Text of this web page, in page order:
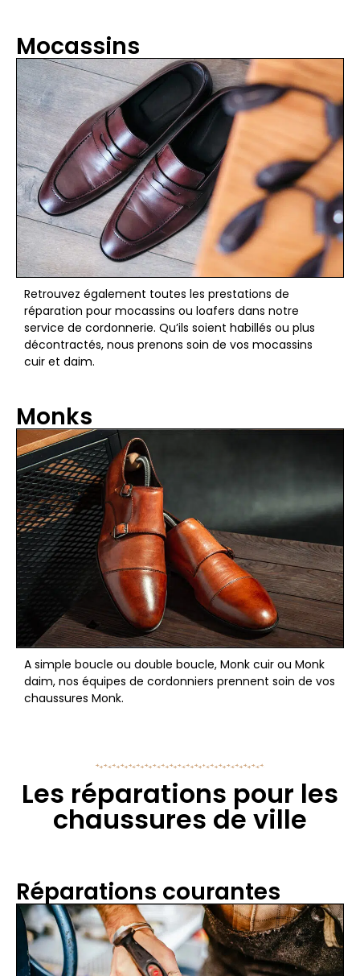
Mocassins
Retrouvez également toutes les prestations de
réparation pour mocassins ou loafers dans notre
service de cordonnerie. Qu’ils soient habillés ou plus
décontractés, nous prenons soin de vos mocassins
cuir et daim.
Monks
A simple boucle ou double boucle, Monk cuir ou Monk
daim, nos équipes de cordonniers prennent soin de vos
chaussures Monk.
Les réparations pour les
chaussures de ville
Réparations courantes